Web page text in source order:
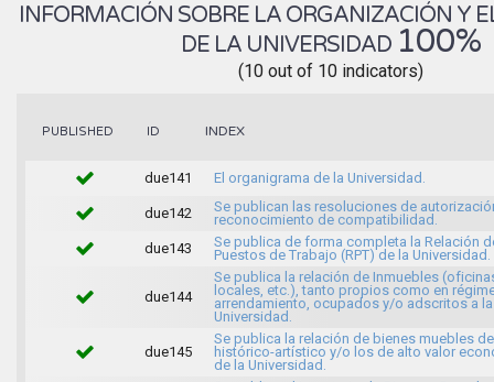
INFORMACIÓN SOBRE LA ORGANIZACIÓN Y
DE LA UNIVERSIDAD 100%
(10 out of 10 indicators)
PUBLISHED ID INDEX
due141 El organigrama de la Universidad.
due142
Se publican las resoluciones de
reconocimiento de compatibilidad.
due143
Se publica de forma completa la Relación
Puestos de Trabajo (RPT) de la Universidad.
due144
Se publica la relación de Inmuebles
locales, etc.), tanto propios como en
arrendamiento, ocupados y/o adscritos a la
Universidad.
due145
Se publica la relación de bienes muebles
histórico-artístico y/o los de alto valor
de la Universidad.